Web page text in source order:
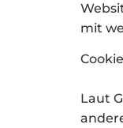
mit
Laut